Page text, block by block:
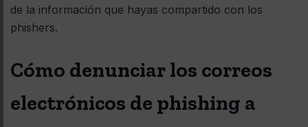
de la información que hayas compartido con los
phishers.
Cómo denunciar los correos
electrónicos de phishing a